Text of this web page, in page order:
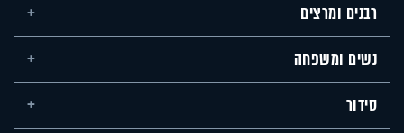
רבנים ומרצים
נשים ומשפחה
סידור